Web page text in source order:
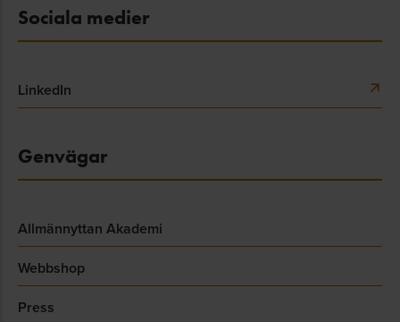
Sociala medier
LinkedIn
Genvägar
Allmännyttan Akademi
Webbshop
Press